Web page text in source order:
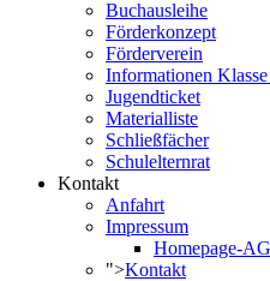
Buchausleihe
Förderkonzept
Förderverein
Informationen
Jugendticket
Materialliste
Schließfächer
Schulelternrat
Kontakt
Anfahrt
Impressum
Homepage-AG
">Kontakt